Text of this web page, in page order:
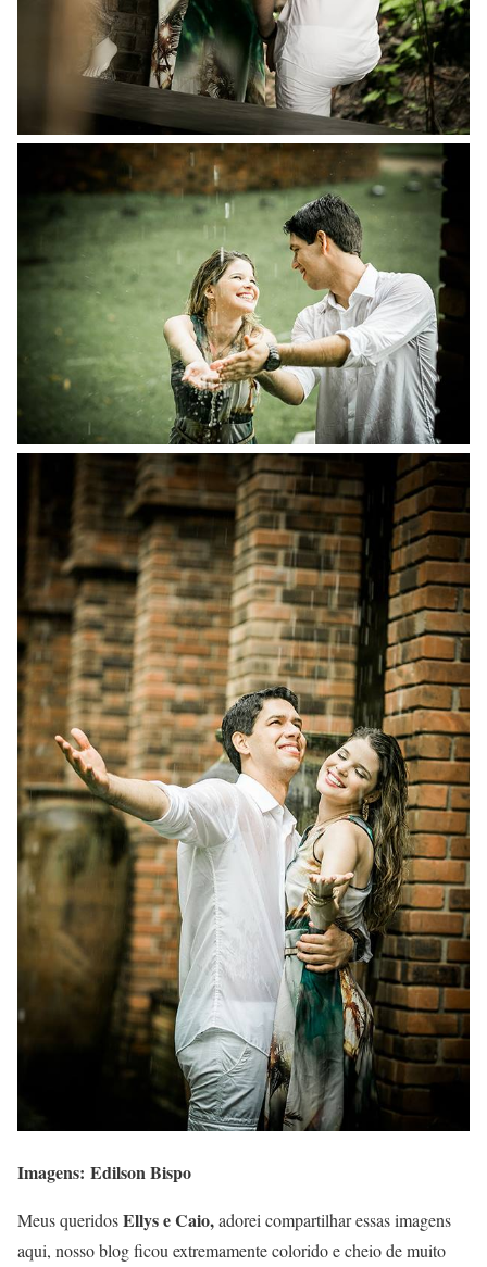
Imagens: Edilson Bispo
Meus queridosEllys e Caio,adorei compartilhar essas imagens
aqui, nosso blog ficou extremamente colorido e cheio de muito